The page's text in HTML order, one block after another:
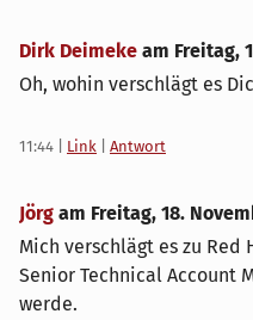
Dirk Deimeke am Freitag,
Oh, wohin verschlägt es
11:44 Link Antwort
Jörg am Freitag, 18.
Mich verschlägt es zu Red
Senior Technical Account
werde.